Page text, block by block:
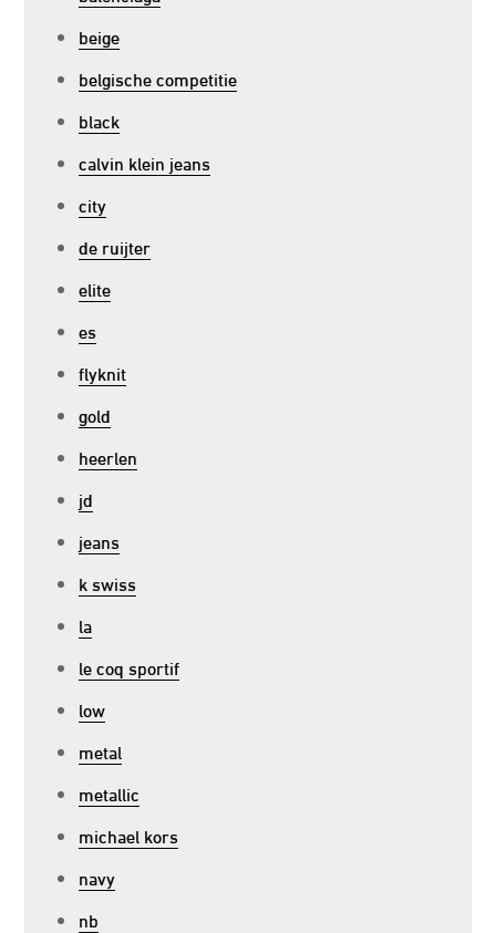
beige
belgische competitie
black
calvin klein jeans
city
de ruijter
elite
es
flyknit
gold
heerlen
jd
jeans
k swiss
la
le coq sportif
low
metal
metallic
michael kors
navy
nb